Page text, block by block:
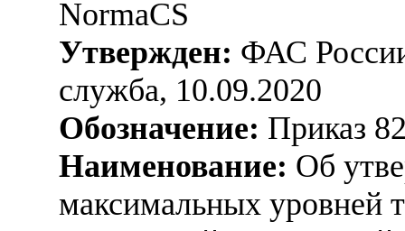
NormaCS
Утвержден: ФАС
служба, 10.09.2020
Обозначение: Приказ
Наименование: Об
максимальных уровней